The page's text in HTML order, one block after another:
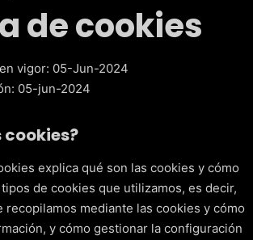
de cookies
vigor: 05-Jun-2024
05-jun-2024
cookies?
explica qué son las cookies y cómo
de cookies que utilizamos, es decir,
recopilamos mediante las cookies y cómo
y cómo gestionar la configuración